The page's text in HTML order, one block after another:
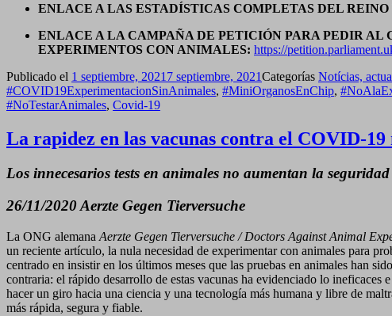
ENLACE A LAS ESTADÍSTICAS COMPLETAS DEL REINO
ENLACE A LA CAMPAÑA DE PETICIÓN PARA PEDIR AL
EXPERIMENTOS CON ANIMALES: https://
Publicado el 1 septiembre, 2021 7 septiembre, 2021Categorías Notícias,
#COVID19ExperimentacionSinAnimales, #MiniOrganosEnChip,
#NoTestarAnimales, Covid-19
La rapidez en las vacunas contra el COVID-
Los innecesarios tests en animales no aumentan la
26/11/2020 Aerzte Gegen Tierversuche
La ONG alemanaAerzte Gegen Tierversuche / Doctors Against Animal
un reciente artículo, la nula necesidad de experimentar con animales para
centrado en insistir en los últimos meses que las pruebas en animales han
contraria: el rápido desarrollo de estas vacunas ha evidenciado lo
hacer un giro hacia una ciencia y una tecnología más humana y libre de
más rápida, segura y fiable.